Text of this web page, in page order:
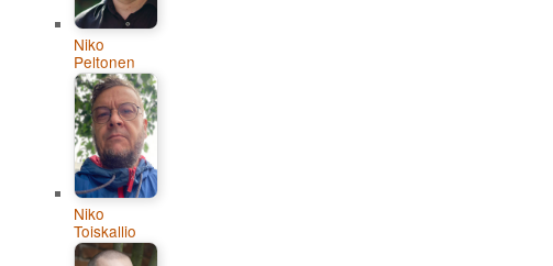
Niko
Peltonen
Niko
Toiskallio